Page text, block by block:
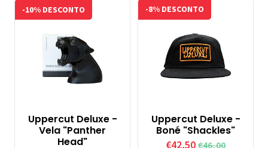
-10% DESCONTO
Uppercut Deluxe -
Vela "Panther
Head"
-8% DESCONTO
Uppercut Deluxe -
Boné "Shackles"
€42,50 €46,00